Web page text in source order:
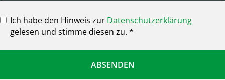
Ich habe den Hinweis zur Datenschutzerklärung
gelesen und stimme diesen zu. *
ABSENDEN